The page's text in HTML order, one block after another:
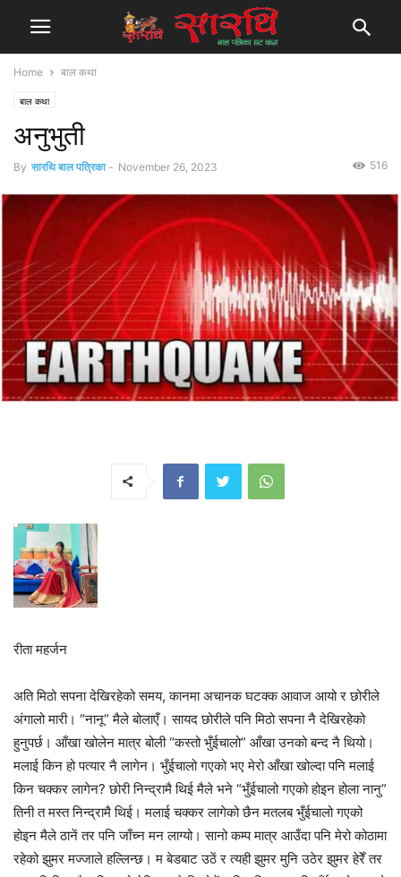
Home बाल कथा
बाल कथा
अनुभुती
By सारथि बाल पत्रिका - November 26, 2023 516
रीता महर्जन
अति मिठो सपना देखिरहेको समय, कानमा अचानक घटक्क आवाज आयो र छोरीले
अंगालो मारी। “नानू” मैले बोलाएँ। सायद छोरीले पनि मिठो सपना नै देखिरहेको
हुनुपर्छ। आँखा खोलेन मात्र बोली “कस्तो भुँईचालो” आँखा उनको बन्द नै थियो।
मलाई किन हो पत्यार नै लागेन। भुँईचालो गएको भए मेरो आँखा खोल्दा पनि मलाई
किन चक्कर लागेन? छोरी निन्द्रामै थिई मैले भने “भुँईचालो गएको होइन होला नानु”
तिनी त मस्त निन्द्रामै थिई। मलाई चक्कर लागेको छैन मतलब भुँईचालो गएको
होइन मैले ठानें तर पनि जाँच्न मन लाग्यो। सानो कम्प मात्र आउँदा पनि मेरो कोठामा
रहेको झुमर मज्जाले हल्लिन्छ। म बेडबाट उठें र त्यही झुमर मुनि उठेर झुमर हेरेँ तर